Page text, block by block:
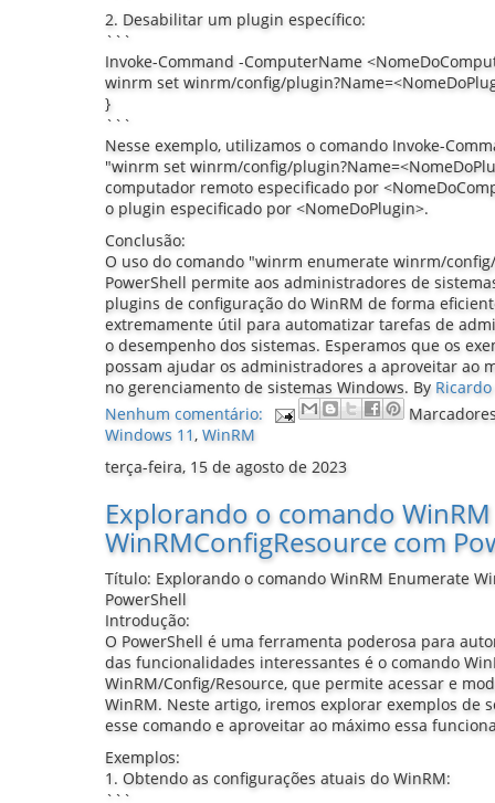
2. Desabilitar um plugin específico:
```
Invoke-Command -ComputerName
winrm set winrm/config/
}
```
Nesse exemplo, utilizamos o comando Invoke-
"winrm set winrm/config/
computador remoto especificado por
o plugin especificado por <NomeDoPlugin>.
Conclusão:
O uso do comando "winrm enumerate winrm/
PowerShell permite aos administradores de
plugins de configuração do WinRM de forma
extremamente útil para automatizar tarefas de
o desempenho dos sistemas. Esperamos que os
possam ajudar os administradores a aproveitar ao
no gerenciamento de sistemas Windows. By
Nenhum comentário:
Windows 11, WinRM
terça-feira, 15 de agosto de 2023
Explorando o comando
WinRMConfigResource com
Título: Explorando o comando WinRM Enumerate
PowerShell
Introdução:
O PowerShell é uma ferramenta poderosa para
das funcionalidades interessantes é o comando
WinRM/Config/Resource, que permite acessar e
WinRM. Neste artigo, iremos explorar exemplos de
esse comando e aproveitar ao máximo essa
Exemplos:
1. Obtendo as configurações atuais do WinRM: